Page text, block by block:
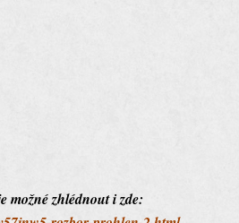
možné zhlédnout i zde: